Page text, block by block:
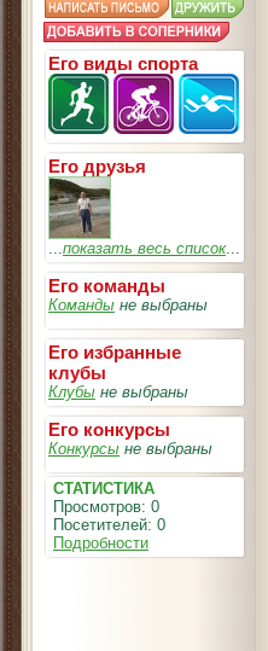
Его виды спорта
Его друзья
...показать весь список...
Его команды
Команды не выбраны
Его избранные
клубы
Клубы не выбраны
Его конкурсы
Конкурсы не выбраны
СТАТИСТИКА
Просмотров: 0
Посетителей: 0
Подробности